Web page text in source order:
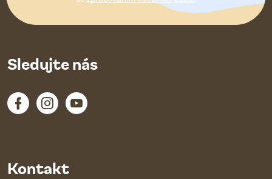
Kontakt
Sledujte nás